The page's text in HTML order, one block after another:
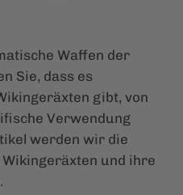
Waffen der
Sie, dass es
gibt, von
Verwendung
werden wir die
und ihre